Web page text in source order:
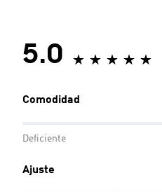
5.0
Comodidad
Deficiente
Ajuste